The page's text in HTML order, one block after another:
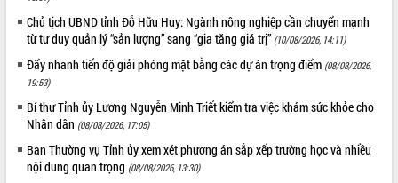
Đắk Lắk: Tôn vinh 46 giải pháp tại Hội
thi Sáng tạo Kỹ thuật 2024 - 2025
Đắk Lắk rà soát, điều chỉnh Đề án 190
về phát triển nuôi trồng thủy sản
Phó Chủ tịch UBND tỉnh Đắk Lắk
Trương Công Thái kiểm tra thực địa
Dự án cao tốc Khánh Hòa - Buôn Ma
Định vị cà phê Việt Nam như một “di
Chủ tịch UBND tỉnh Đỗ Hữu Huy: Ngành nông nghiệp cần chuyển mạnh
từ tư duy quản lý “sản lượng” sang “gia tăng giá trị” (10/08/2026, 14:11)
Đẩy nhanh tiến độ giải phóng mặt bằng các dự án trọng điểm (08/08/2026,
19:53)
Bí thư Tỉnh ủy Lương Nguyễn Minh Triết kiểm tra việc khám sức khỏe cho
Nhân dân (08/08/2026, 17:05)
Ban Thường vụ Tỉnh ủy xem xét phương án sắp xếp trường học và nhiều
nội dung quan trọng (08/08/2026, 13:30)